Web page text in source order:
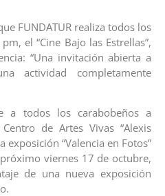
FUNDATUR realiza todos los
el “Cine Bajo las Estrellas”,
“Una invitación abierta a
actividad completamente
a todos los carabobeños a
de Artes Vivas “Alexis
exposición “Valencia en Fotos”
viernes 17 de octubre,
de una nueva exposición